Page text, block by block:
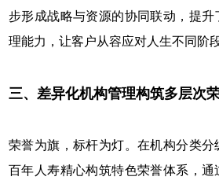
步形成战略与资源的协同联动，提
理能力，让客户从容应对人生不同阶
三、差异化机构管理构筑多层次
荣誉为旗，标杆为灯。在机构分类分
百年人寿精心构筑特色荣誉体系，